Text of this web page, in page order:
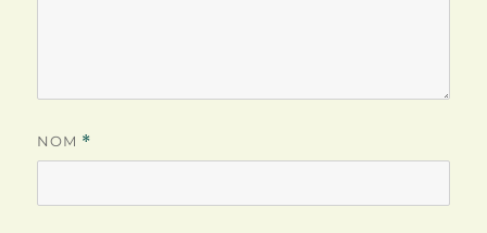
NOM *